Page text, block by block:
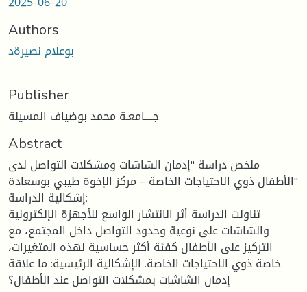
Authors
بوعلام نصيرةد
Publisher
جــــامعـة محمد بوضياف المسيلة
Abstract
ملخص دراسة "إدمان الشاشات ومشكلات التواصل لدى
الأطفال ذوي الاحتياجات الخاصة – مركز الإخوة طيبي بوسعادة"
إشكالية الدراسة:
تناولت الدراسة أثر الانتشار الواسع للأجهزة الإلكترونية
والشاشات على نوعية وحدود التواصل داخل المجتمع، مع
التركيز على الأطفال كفئة أكثر حساسية لهذه المتغيرات،
خاصة ذوي الاحتياجات الخاصة. الإشكالية الرئيسية: ما علاقة
إدمان الشاشات بمشكلات التواصل عند الأطفال؟